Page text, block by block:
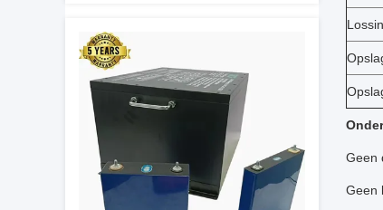
Geen
Geen